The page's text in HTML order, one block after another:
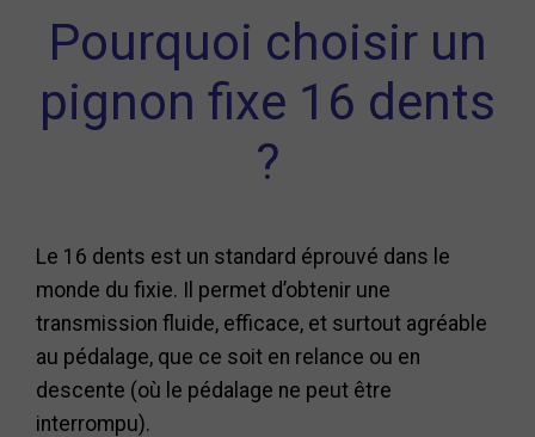
Pourquoi choisir un
pignon fixe 16 dents
?
Le 16 dents est un standard éprouvé dans le
monde du fixie. Il permet d’obtenir une
transmission fluide, efficace, et surtout agréable
au pédalage, que ce soit en relance ou en
descente (où le pédalage ne peut être
interrompu).